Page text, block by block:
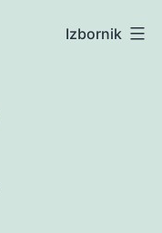
Izbornik